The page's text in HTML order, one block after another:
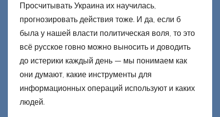
Просчитывать Украина их научилась,
прогнозировать действия тоже. И да, если б
была у нашей власти политическая воля, то это
всё русское говно можно выносить и доводить
до истерики каждый день — мы понимаем как
они думают, какие инструменты для
информационных операций используют и каких
людей.